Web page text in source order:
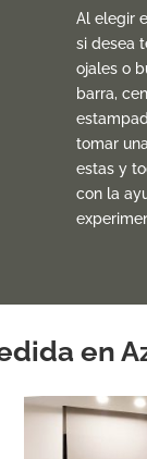
Al elegir
si desea
ojales o
barra,
tomar
estas y
con la
en